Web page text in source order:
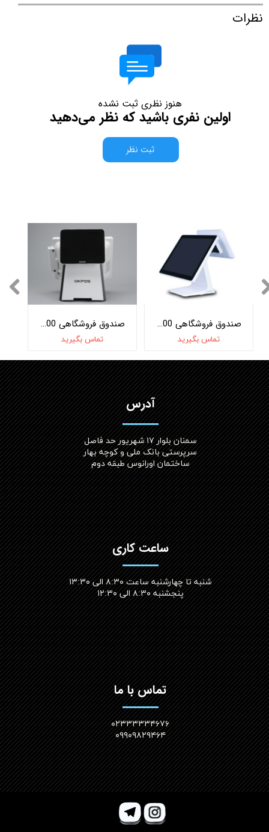
نظرات
هنوز نظری ثبت نشده
اولین نفری باشید که نظر می‌دهید
ثبت نظر
صندوق فروشگاهی OKPOS I1500
تماس بگیرید
صندوق فروشگاهی OKPOS Optimus J1900
تماس بگیرید
آدرس
سمنان بلوار ۱۷ شهریور حد فاصل
سرپرستی بانک ملی و کوچه بهار
ساختمان اورانوس طبقه دوم
ساعت کاری
شنبه تا چهارشنبه ساعت ۸:۳۰ الی ۱۳:۳۰
پنجشنبه ۸:۳۰ الی ۱۲:۳۰​​​​​​​
تماس با ما
۰۲۳۳۳۳۳۴۶۷۶
۰۹۹۰۹۸۲۹۴۶۴